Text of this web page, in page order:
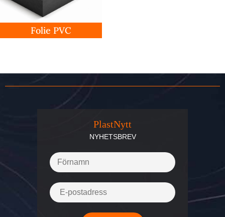
Folie PVC
PlastNytt
NYHETSBREV